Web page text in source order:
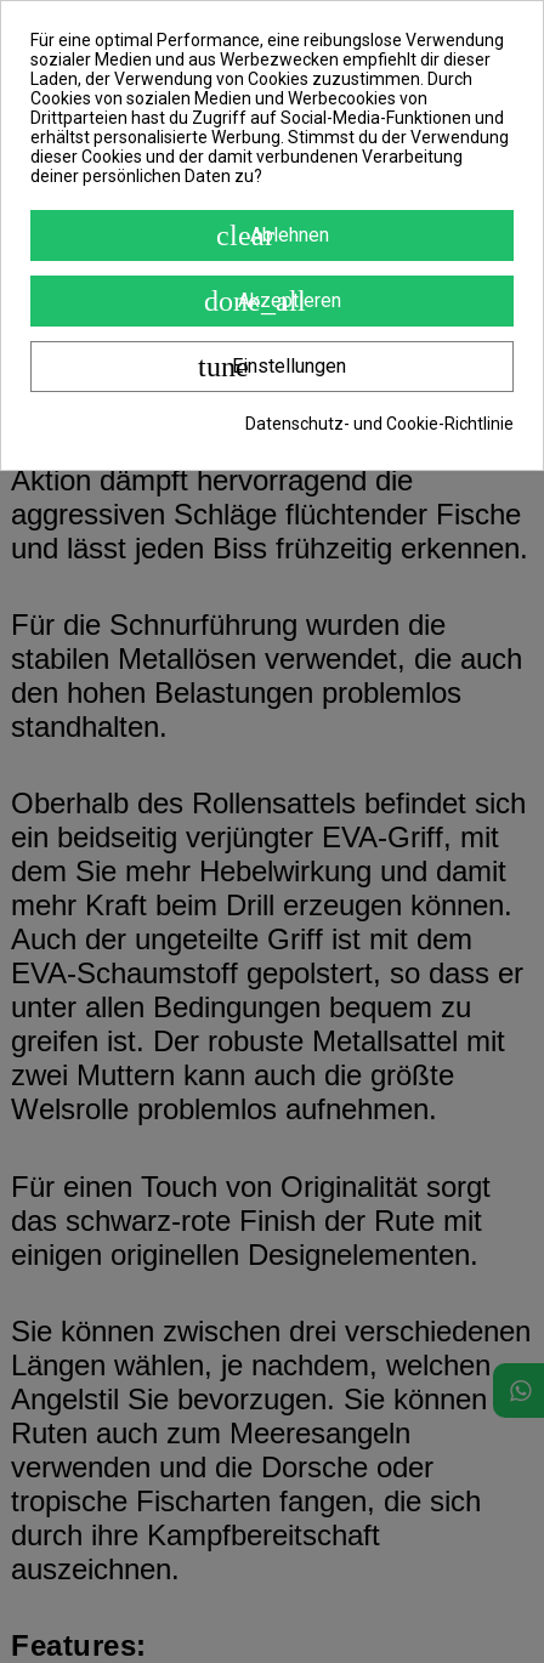
eine Rute, die sich durch eine hohe
Festigkeit auszeichnet und gleichzeitig
eine parabolische Aktion aufweist. Das
sind die Parameter, die es Ihnen
ermöglichen, sich mit voller Kraft
Fang auch der kleineren Welse zu
genießen.
Der zuverlässige 24T-Blank mit einem
Wurfgewicht von 350g gibt der Rute die
Voraussetzungen, auch die größten
Aktion dämpft hervorragend die
aggressiven Schläge flüchtender Fische
und lässt jeden Biss frühzeitig erkennen.
Für die Schnurführung wurden die
stabilen Metallösen verwendet, die auch
den hohen Belastungen problemlos
standhalten.
Oberhalb des Rollensattels befindet sich
ein beidseitig verjüngter EVA-Griff, mit
dem Sie mehr Hebelwirkung und damit
mehr Kraft beim Drill erzeugen können.
Auch der ungeteilte Griff ist mit dem
EVA-Schaumstoff gepolstert, so dass er
unter allen Bedingungen bequem zu
greifen ist. Der robuste Metallsattel mit
zwei Muttern kann auch die größte
Welsrolle problemlos aufnehmen.
Für einen Touch von Originalität sorgt
das schwarz-rote Finish der Rute mit
einigen originellen Designelementen.
Sie können zwischen drei verschiedenen
Längen wählen, je nachdem, welchen
Angelstil Sie bevorzugen. Sie können die
Ruten auch zum Meeresangeln
verwenden und die Dorsche oder
tropische Fischarten fangen, die sich
durch ihre Kampfbereitschaft
auszeichnen.
Features:
Für eine optimal Performance, eine reibungslose Verwendung
sozialer Medien und aus Werbezwecken empfiehlt dir dieser
Laden, der Verwendung von Cookies zuzustimmen. Durch
Cookies von sozialen Medien und Werbecookies von
Drittparteien hast du Zugriff auf Social-Media-Funktionen und
erhältst personalisierte Werbung. Stimmst du der Verwendung
dieser Cookies und der damit verbundenen Verarbeitung
deiner persönlichen Daten zu?
clearAblehnen
done_all
Akzeptieren
tuneEinstellungen
Datenschutz- und Cookie-Richtlinie